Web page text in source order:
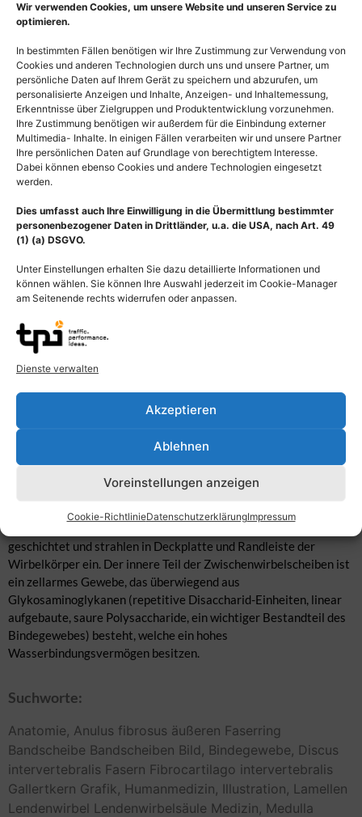
Wir verwenden Cookies, um unsere Website und unseren Service zu
optimieren.
In bestimmten Fällen benötigen wir Ihre Zustimmung zur Verwendung von
Cookies und anderen Technologien durch uns und unsere Partner, um
persönliche Daten auf Ihrem Gerät zu speichern und abzurufen, um
personalisierte Anzeigen und Inhalte, Anzeigen- und Inhaltemessung,
Erkenntnisse über Zielgruppen und Produktentwicklung vorzunehmen.
Ihre Zustimmung benötigen wir außerdem für die Einbindung externer
Multimedia- Inhalte. In einigen Fällen verarbeiten wir und unsere Partner
Ihre persönlichen Daten auf Grundlage von berechtigtem Interesse.
Dabei können ebenso Cookies und andere Technologien eingesetzt
werden.
Dies umfasst auch Ihre Einwilligung in die Übermittlung bestimmter
personenbezogener Daten in Drittländer, u.a. die USA, nach Art. 49
(1) (a) DSGVO.
Unter Einstellungen erhalten Sie dazu detaillierte Informationen und
können wählen. Sie können Ihre Auswahl jederzeit im Cookie-Manager
am Seitenende rechts widerrufen oder anpassen.
Dienste verwalten
Akzeptieren
Ablehnen
Voreinstellungen anzeigen
Cookie-RichtlinieDatenschutzerklärungImpressum
Beschreibung
Wirbelkörper Lendenwirbel der Lendenwirbelsäule mit
(Vertebrae lumbales) bilden den Lendenabschnitt der
Wirbelsäule, der als Lendenwirbelsäule bezeichnet wird. Die
Bandscheiben (Discus intervertebralis, Zwischenwirbelscheibe,
gelegene Bestandteile der Wirbelsäule. Die 23 Bandscheiben
verbinden die Wirbel flexibel untereinander und tragen zu deren
Beweglichkeit bei. Ein Discus intervertebralis wird in zwei
und den innen liegenden Gallertkern (Nucleus pulposus), der wie
ein Wasserkissen stoßbrechend wirkt. Der äußere, derbe Teil des
Discus intervertebralis besteht aus Faserknorpel. Die Lamellen
geschichtet und strahlen in Deckplatte und Randleiste der
Wirbelkörper ein. Der innere Teil der Zwischenwirbelscheiben ist
ein zellarmes Gewebe, das überwiegend aus
Glykosaminoglykanen (repetitive Disaccharid-Einheiten, linear
aufgebaute, saure Polysaccharide, ein wichtiger Bestandteil des
Bindegewebes) besteht, welche ein hohes
Wasserbindungsvermögen besitzen.
Suchworte:
Anatomie, Anulus fibrosus äußeren Faserring
Bandscheibe Bandscheiben Bild, Bindegewebe, Discus
intervertebralis Fasern Fibrocartilago intervertebralis
Gallertkern Grafik, Humanmedizin, Illustration, Lamellen
Lendenwirbel Lendenwirbelsäule Medizin, Medulla